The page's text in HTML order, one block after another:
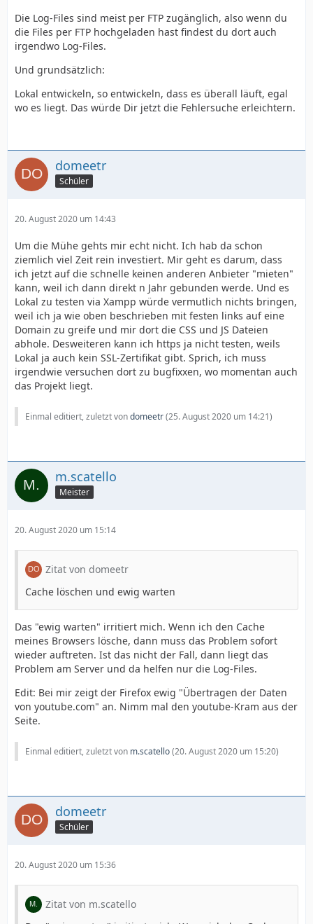
Die Log-Files sind meist per FTP zugänglich, also wenn du
die Files per FTP hochgeladen hast findest du dort auch
irgendwo Log-Files.
Und grundsätzlich:
Lokal entwickeln, so entwickeln, dass es überall läuft, egal
wo es liegt. Das würde Dir jetzt die Fehlersuche erleichtern.
domeetr
Schüler
20. August 2020 um 14:43
Um die Mühe gehts mir echt nicht. Ich hab da schon
ziemlich viel Zeit rein investiert. Mir geht es darum, dass
ich jetzt auf die schnelle keinen anderen Anbieter "mieten"
kann, weil ich dann direkt n Jahr gebunden werde. Und es
Lokal zu testen via Xampp würde vermutlich nichts bringen,
weil ich ja wie oben beschrieben mit festen links auf eine
Domain zu greife und mir dort die CSS und JS Dateien
abhole. Desweiteren kann ich https ja nicht testen, weils
Lokal ja auch kein SSL-Zertifikat gibt. Sprich, ich muss
irgendwie versuchen dort zu bugfixxen, wo momentan auch
das Projekt liegt.
Einmal editiert, zuletzt vondomeetr(25. August 2020 um 14:21)
m.scatello
Meister
20. August 2020 um 15:14
Zitat von domeetr
Cache löschen und ewig warten
Das "ewig warten" irritiert mich. Wenn ich den Cache
meines Browsers lösche, dann muss das Problem sofort
wieder auftreten. Ist das nicht der Fall, dann liegt das
Problem am Server und da helfen nur die Log-Files.
Edit: Bei mir zeigt der Firefox ewig "Übertragen der Daten
von youtube.com" an. Nimm mal den youtube-Kram aus der
Seite.
Einmal editiert, zuletzt von m.scatello(20. August 2020 um 15:20)
domeetr
Schüler
20. August 2020 um 15:36
Zitat von m.scatello